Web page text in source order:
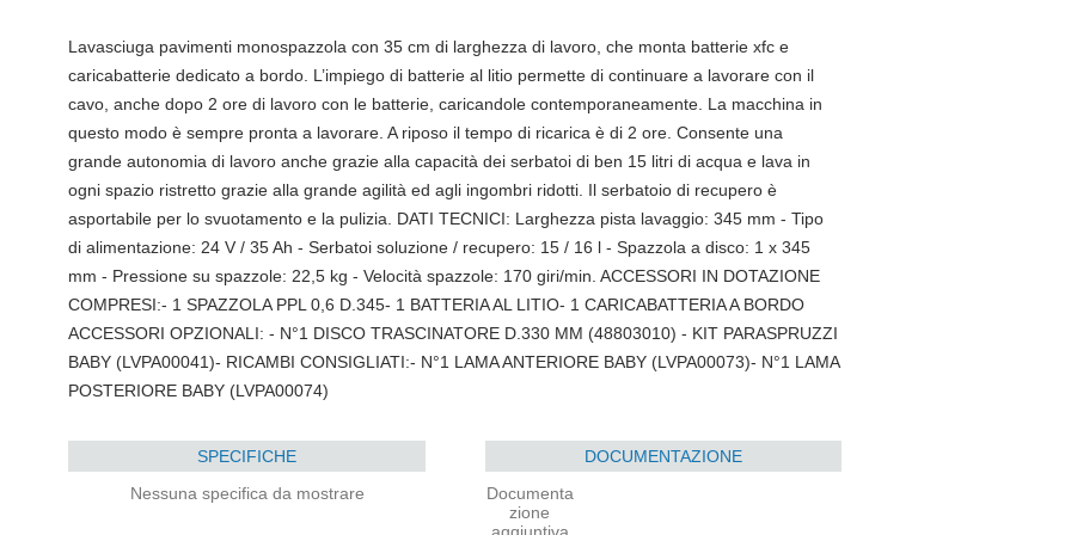
Lavasciuga pavimenti monospazzola con 35 cm di larghezza di lavoro, che monta batterie xfc e
caricabatterie dedicato a bordo. L’impiego di batterie al litio permette di continuare a lavorare con il
cavo, anche dopo 2 ore di lavoro con le batterie, caricandole contemporaneamente. La macchina in
questo modo è sempre pronta a lavorare. A riposo il tempo di ricarica è di 2 ore. Consente una
grande autonomia di lavoro anche grazie alla capacità dei serbatoi di ben 15 litri di acqua e lava in
ogni spazio ristretto grazie alla grande agilità ed agli ingombri ridotti. Il serbatoio di recupero è
asportabile per lo svuotamento e la pulizia. DATI TECNICI: Larghezza pista lavaggio: 345 mm - Tipo
di alimentazione: 24 V / 35 Ah - Serbatoi soluzione / recupero: 15 / 16 l - Spazzola a disco: 1 x 345
mm - Pressione su spazzole: 22,5 kg - Velocità spazzole: 170 giri/min. ACCESSORI IN DOTAZIONE
COMPRESI:- 1 SPAZZOLA PPL 0,6 D.345- 1 BATTERIA AL LITIO- 1 CARICABATTERIA A BORDO
ACCESSORI OPZIONALI: - N°1 DISCO TRASCINATORE D.330 MM (48803010) - KIT PARASPRUZZI
BABY (LVPA00041)- RICAMBI CONSIGLIATI:- N°1 LAMA ANTERIORE BABY (LVPA00073)- N°1 LAMA
POSTERIORE BABY (LVPA00074)
SPECIFICHE
Nessuna specifica da mostrare
DOCUMENTAZIONE
Documenta
zione